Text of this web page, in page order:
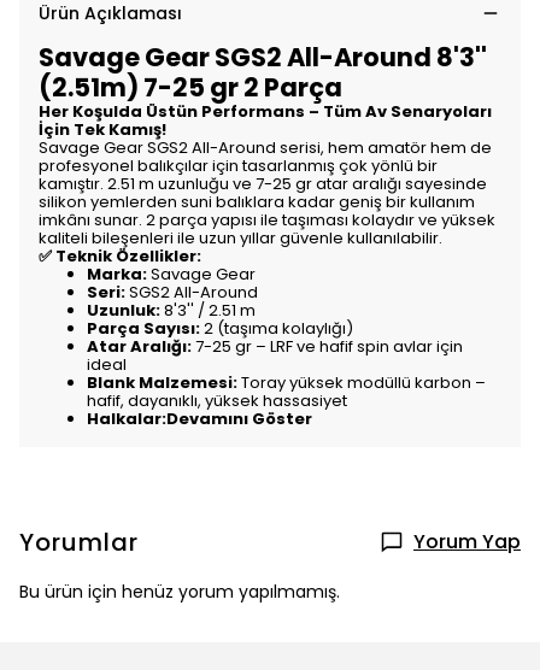
Ürün Açıklaması
Savage Gear SGS2 All-Around 8'3''
(2.51m) 7-25 gr 2 Parça
Her Koşulda Üstün Performans – Tüm Av Senaryoları
İçin Tek Kamış!
Savage Gear SGS2 All-Around serisi, hem amatör hem de
profesyonel balıkçılar için tasarlanmış çok yönlü bir
kamıştır. 2.51 m uzunluğu ve 7-25 gr atar aralığı sayesinde
silikon yemlerden suni balıklara kadar geniş bir kullanım
imkânı sunar. 2 parça yapısı ile taşıması kolaydır ve yüksek
kaliteli bileşenleri ile uzun yıllar güvenle kullanılabilir.
✅ Teknik Özellikler:
Marka:Savage Gear
Seri:SGS2 All-Around
Uzunluk:8'3'' / 2.51 m
Parça Sayısı:2 (taşıma kolaylığı)
Atar Aralığı:7-25 gr – LRF ve hafif spin avlar için
ideal
Blank Malzemesi:Toray yüksek modüllü karbon –
hafif, dayanıklı, yüksek hassasiyet
Halkalar:Devamını Göster
Yorumlar Yorum Yap
Bu ürün için henüz yorum yapılmamış.